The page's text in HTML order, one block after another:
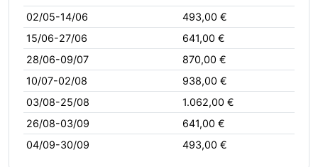
02/05-14/06
493,00 €
15/06-27/06
641,00 €
28/06-09/07
870,00 €
10/07-02/08
938,00 €
03/08-25/08
1.062,00 €
26/08-03/09
641,00 €
04/09-30/09
493,00 €